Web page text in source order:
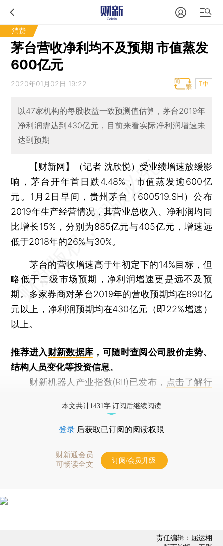
消费
茅台营收净利均不及预期 市值蒸发
600亿元
2020年01月02日 19:22 T中
以47家机构的每股收益一致预测值估算，茅台2019年
净利润需达到430亿元，目前来看实际净利润增速未
达到预期
【财新网】（记者 沈欣悦） 受业绩增速放缓影
响，茅台开年首日跌4.48%，市值蒸发逾600亿
元。1月2日早间，贵州茅台（ 600519.SH ）公布
2019年生产经营情况，其营业总收入、净利润均同
比增长15%，分别为885亿元与405亿元，增速远
低于2018年的26%与30%。
茅台的营收增速高于年初定下的14%目标，但
略低于二级市场预期，净利润增速更是远不及预
期。多家券商对茅台2019年的营收预期均在890亿
元以上，净利润预期均在430亿元（即22%增速）
以上。
推荐进入财新数据库 ，可随时查阅公司股价走势、
结构人员变化等投资信息。
财新机器人产业指数(RII)已发布， 点击了解行
本文共计1431字 订阅后继续阅读
登录 后获取已订阅的阅读权限
财新通会员
可畅读全文
订阅/会员升级
责任编辑：屈运栩